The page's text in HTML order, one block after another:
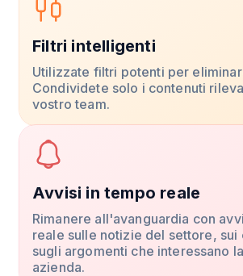
Filtri intelligenti
Utilizzate filtri potenti per
Condividete solo i contenuti
vostro team.
Avvisi in tempo reale
Rimanere all'avanguardia con
reale sulle notizie del settore, sui
sugli argomenti che interessano
azienda.